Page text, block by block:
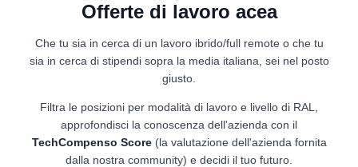
Offerte di lavoro acea
Che tu sia in cerca di un lavoro ibrido/full remote o che tu
sia in cerca di stipendi sopra la media italiana, sei nel posto
giusto.
Filtra le posizioni per modalità di lavoro e livello di RAL,
approfondisci la conoscenza dell'azienda con il
TechCompenso Score(la valutazione dell'azienda fornita
dalla nostra community) e decidi il tuo futuro.